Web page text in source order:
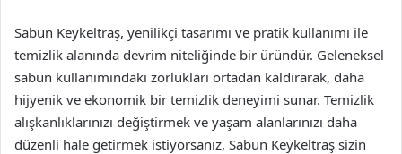
Sabun Keykeltraş, yenilikçi tasarımı ve pratik kullanımı ile
temizlik alanında devrim niteliğinde bir üründür. Geleneksel
sabun kullanımındaki zorlukları ortadan kaldırarak, daha
hijyenik ve ekonomik bir temizlik deneyimi sunar. Temizlik
alışkanlıklarınızı değiştirmek ve yaşam alanlarınızı daha
düzenli hale getirmek istiyorsanız, Sabun Keykeltraş sizin